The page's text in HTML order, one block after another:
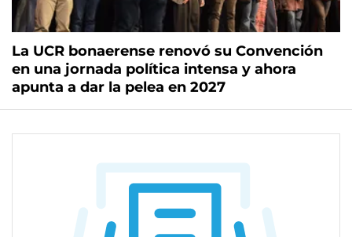
La UCR bonaerense renovó su Convención
en una jornada política intensa y ahora
apunta a dar la pelea en 2027